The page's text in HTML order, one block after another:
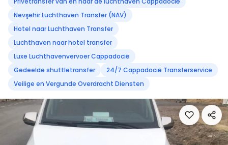
Nevşehir Luchthaven Transfer (NAV)
Hotel naar Luchthaven Transfer
Luchthaven naar hotel transfer
Luxe Luchthavenvervoer Cappadocië
Gedeelde shuttletransfer
24/7 Cappadocië Transferservice
Veilige en Vergunde Overdracht Diensten